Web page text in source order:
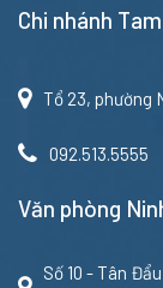
Chi nhánh
Tổ 23, phường
092.513.5555
Văn phòng
Số 10 - Tân